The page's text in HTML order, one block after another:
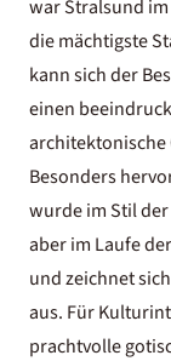
war Stralsund
die mächtigste
kann sich der
einen
architektonische
Besonders
wurde im Stil
aber im Laufe
und zeichnet
aus. Für
prachtvolle